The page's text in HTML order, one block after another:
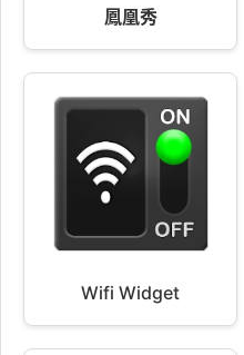
鳳凰秀
Wifi Widget